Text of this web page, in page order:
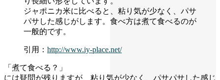
ジャポニカ米に比べると、粘り気が少なく、パサ
パサした感じがします。食べ方は煮て食べるのが
一般的です。
引用： http://www.iy-place.net/
「煮て食べる？」
には疑問が残りますが、粘り気が少なく、パサパサした感じ